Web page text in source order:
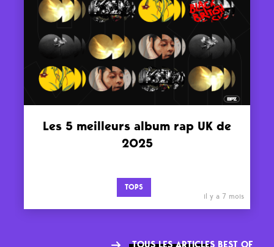
Les 5 meilleurs album rap UK de
2025
TOPS
il y a 7 mois
TOUS LES ARTICLES BEST OF